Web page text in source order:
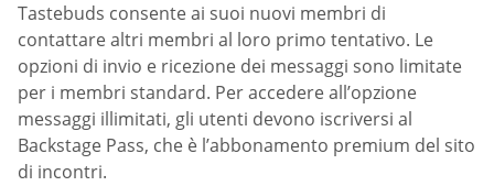
Tastebuds consente ai suoi nuovi membri di
contattare altri membri al loro primo tentativo. Le
opzioni di invio e ricezione dei messaggi sono limitate
per i membri standard. Per accedere all’opzione
messaggi illimitati, gli utenti devono iscriversi al
Backstage Pass, che è l’abbonamento premium del sito
di incontri.